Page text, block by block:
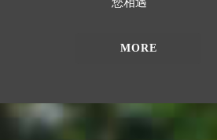
MORE